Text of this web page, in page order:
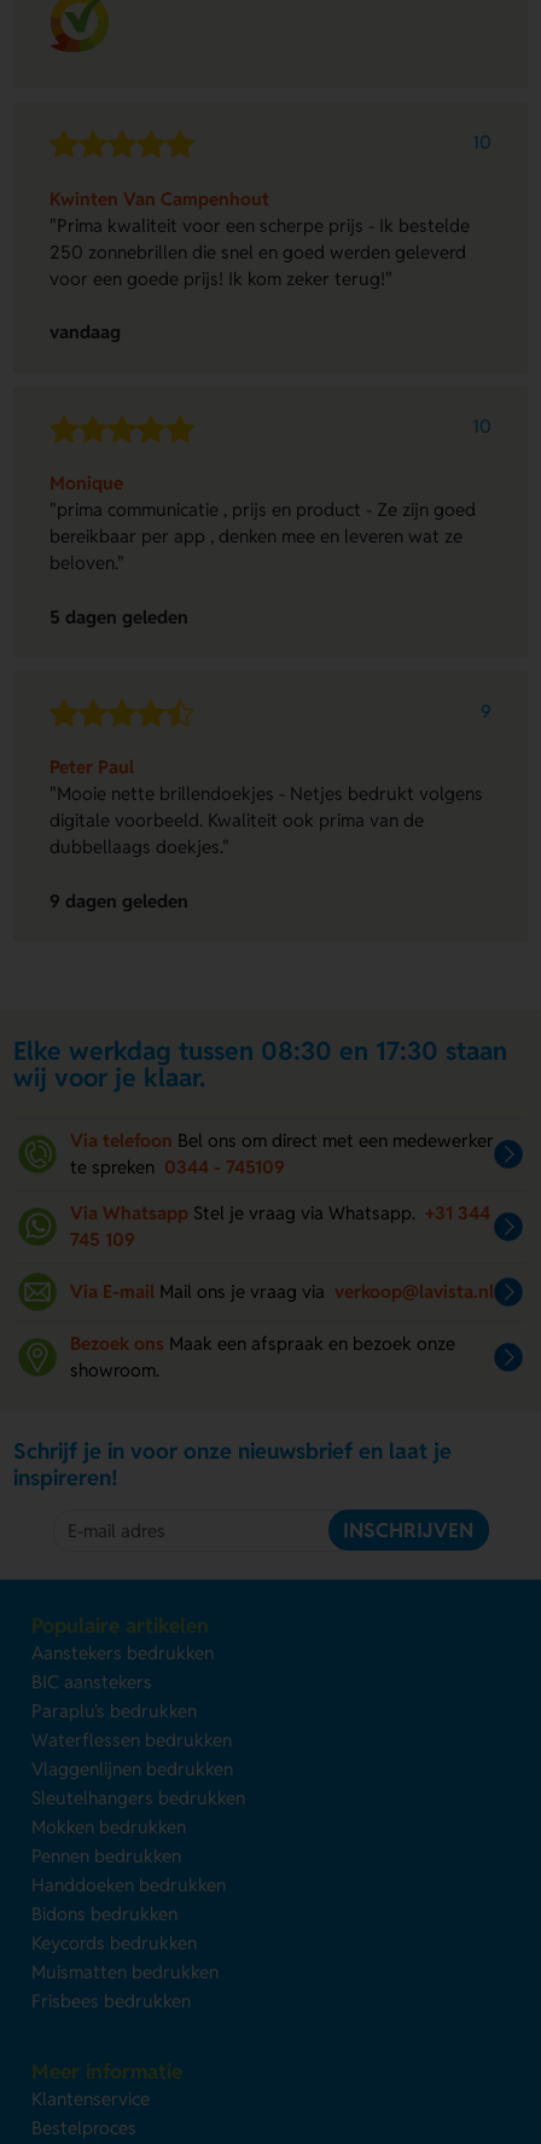
10
Kwinten Van Campenhout
"Prima kwaliteit voor een scherpe prijs - Ik bestelde
250 zonnebrillen die snel en goed werden geleverd
voor een goede prijs! Ik kom zeker terug!"
vandaag
10
Monique
"prima communicatie , prijs en product - Ze zijn goed
bereikbaar per app , denken mee en leveren wat ze
beloven."
5 dagen geleden
9
Peter Paul
"Mooie nette brillendoekjes - Netjes bedrukt volgens
digitale voorbeeld. Kwaliteit ook prima van de
dubbellaags doekjes."
9 dagen geleden
Elke werkdag tussen 08:30 en 17:30 staan
wij voor je klaar.
Via telefoon Bel ons om direct met een medewerker
te spreken 0344 - 745109
Via Whatsapp Stel je vraag via Whatsapp. +31 344
745 109
Via E-mail Mail ons je vraag via verkoop@lavista.nl
Bezoek ons Maak een afspraak en bezoek onze
showroom.
Schrijf je in voor onze nieuwsbrief en laat je
inspireren!
INSCHRIJVEN
Populaire artikelen
Aanstekers bedrukken
BIC aanstekers
Paraplu's bedrukken
Waterflessen bedrukken
Vlaggenlijnen bedrukken
Sleutelhangers bedrukken
Mokken bedrukken
Pennen bedrukken
Handdoeken bedrukken
Bidons bedrukken
Keycords bedrukken
Muismatten bedrukken
Frisbees bedrukken
Meer informatie
Klantenservice
Bestelproces